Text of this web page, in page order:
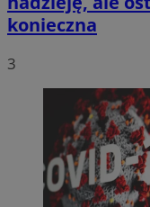
konieczna
3